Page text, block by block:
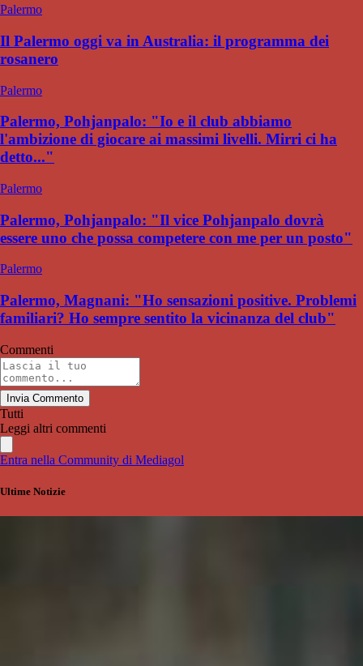
Palermo
Il Palermo oggi va in Australia: il programma dei
rosanero
Palermo
Palermo, Pohjanpalo: "Io e il club abbiamo
l'ambizione di giocare ai massimi livelli. Mirri ci ha
detto..."
Palermo
Palermo, Pohjanpalo: "Il vice Pohjanpalo dovrà
essere uno che possa competere con me per un posto"
Palermo
Palermo, Magnani: "Ho sensazioni positive. Problemi
familiari? Ho sempre sentito la vicinanza del club"
Commenti
Invia Commento
Tutti
Leggi altri commenti
Entra nella Community di Mediagol
Ultime Notizie